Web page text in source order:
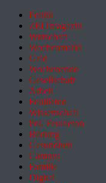
Politik
ZEITmagazin
Wirtschaft
Wochenmarkt
Geld
Wochenende
Gesellschaft
Arbeit
Feuilleton
Wissenschaft
Pol. Feuilleton
Bildung
Gesundheit
Campus
Familie
Digital